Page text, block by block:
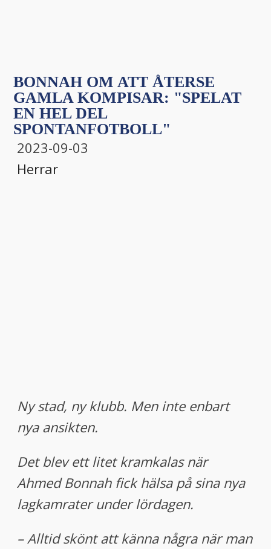
BONNAH OM ATT ÅTERSE
GAMLA KOMPISAR: "SPELAT
EN HEL DEL
SPONTANFOTBOLL"
2023-09-03
Herrar
Ny stad, ny klubb. Men inte enbart
nya ansikten.
Det blev ett litet kramkalas när
Ahmed Bonnah fick hälsa på sina nya
lagkamrater under lördagen.
– Alltid skönt att känna några när man